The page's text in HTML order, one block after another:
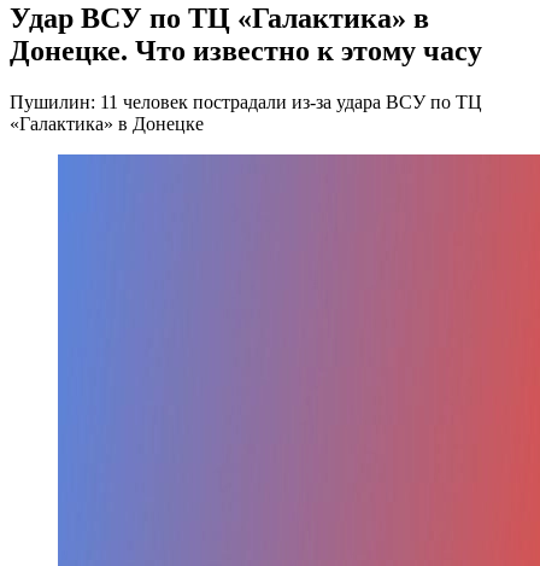
Удар ВСУ по ТЦ «Галактика» в
Донецке. Что известно к этому часу
Пушилин: 11 человек пострадали из-за удара ВСУ по ТЦ
«Галактика» в Донецке